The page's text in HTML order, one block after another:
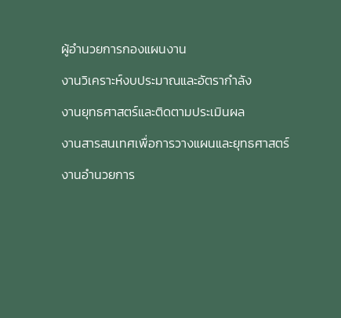
ผู้อำนวยการกองแผนงาน
งานวิเคราะห์งบประมาณและอัตรากำลัง
งานยุทธศาสตร์และติดตามประเมินผล
งานสารสนเทศเพื่อการวางแผนและยุทธศาสตร์
งานอำนวยการ